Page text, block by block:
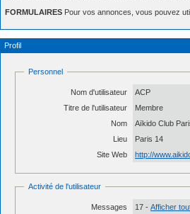
FORMULAIRES Pour vos annonces, vous pouvez
Profil
Personnel
Nom d'utilisateur
ACP
Titre de l'utilisateur
Membre
Nom
Aïkido Club
Lieu
Paris 14
Site Web
http://
Activité de l'utilisateur
Messages 17 - Afficher